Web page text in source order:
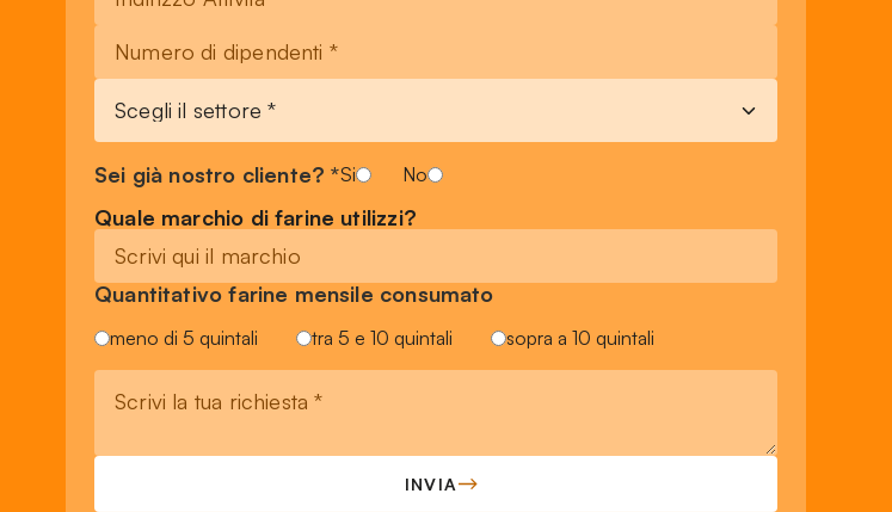
Sei già nostro cliente? *Si No
Quale marchio di farine utilizzi?
Quantitativo farine mensile consumato
meno di 5 quintali tra 5 e 10 quintali sopra a 10 quintali
INVIA